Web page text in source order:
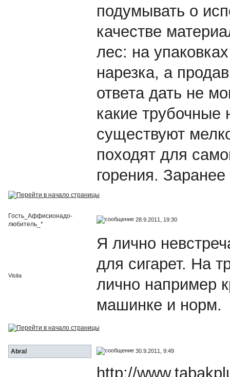
подумывать о
качестве
лес: на
нарезка, а
ответа дать не
какие трубочные
существуют
походят для
горения.
Гость_Аффисионадо-
любитель_*
28.9.2011, 19:30
Visita
Я лично
для сигарет. На
лично например
машинке и норм.
Abral 30.9.2011, 9:49
http://